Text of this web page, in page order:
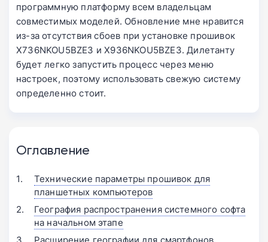
программную платформу всем владельцам
совместимых моделей. Обновление мне нравится
из-за отсутствия сбоев при установке прошивок
X736NKOU5BZE3 и X936NKOU5BZE3. Дилетанту
будет легко запустить процесс через меню
настроек, поэтому использовать свежую систему
определенно стоит.
Оглавление
Технические параметры прошивок для
планшетных компьютеров
География распространения системного софта
на начальном этапе